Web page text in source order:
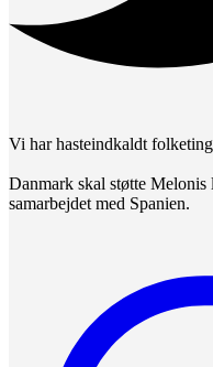
Vi har hasteindkaldt
Danmark skal støtte Melonis
samarbejdet med Spanien.